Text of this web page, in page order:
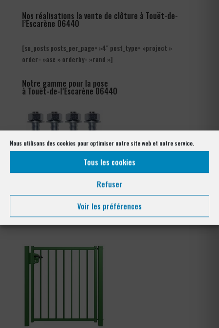
Nous utilisons des cookies pour optimiser notre site web et notre service.
Tous les cookies
Refuser
Voir les préférences
Nos réalisations la vente de clôture à Touët-de-
l’Escarène 06440
[su_posts posts_per_page= »4″ post_type= »project »
order= »asc » orderby= »rand »]
Notre gamme pour la pose
à Touët-de-l’Escarène 06440
Kit goujons d’encrage x4
3,60€–4,56€Plage
de
3,60 €
Collier de serrage clôture
tennis